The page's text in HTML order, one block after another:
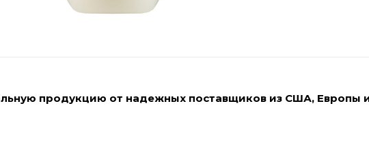
продукцию от надежных поставщиков из США, Европы